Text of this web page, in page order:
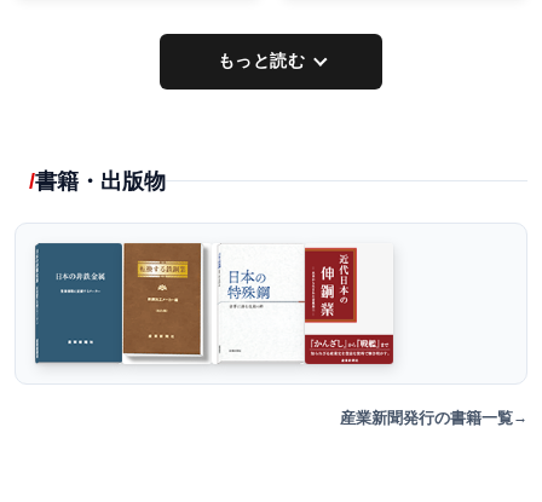
もっと読む
書籍・出版物
産業新聞発行の書籍一覧